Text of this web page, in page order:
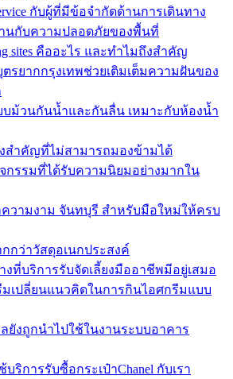
กับผู้ที่มีข้อจำกัดด้านการเดินทาง
นกับความปลอดภัยของพื้นที่
sites คืออะไร และทำไมถึงสำคัญ
รยากกรุงเทพช่วยเติมเต็มความฝันของ
บม้วนกันน้ำและกันลื่น เหมาะกับห้องน้ำ
งสำคัญที่ไม่สามารถมองข้ามได้
กรรมที่ได้รับความนิยมอย่างมากใน
วามงาม จันทบุรี สำหรับมือใหม่ให้ครบ
กว่าวัสดุอเนกประสงค์
ที่บริการรับจัดเลี้ยงมืออาชีพมีอยู่เสมอ
มเปลี่ยนแนวคิดในการกินไอศกรีมแบบ
ยังถูกนำไปใช้ในงานระบบอาคาร
ริการรับซื้อกระเป๋าChanel กับเรา